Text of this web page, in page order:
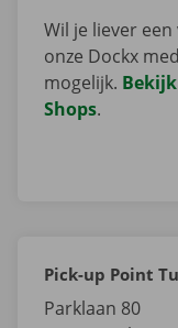
Wil je liever
onze Dockx
mogelijk.
Shops.
Pick-up Point
Parklaan 80